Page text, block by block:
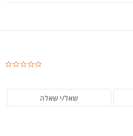
שאל/י שאלה